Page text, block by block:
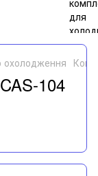
охолодження
104